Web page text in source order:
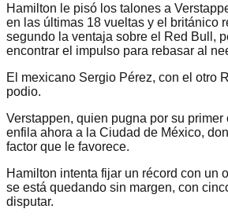
Hamilton le pisó los talones a
en las últimas 18 vueltas y el británico
segundo la ventaja sobre el Red Bull,
encontrar el impulso para rebasar al
El mexicano Sergio Pérez, con el otro
podio.
Verstappen, quien pugna por su primer
enfila ahora a la Ciudad de México,
factor que le favorece.
Hamilton intenta fijar un récord con un
se está quedando sin margen, con
disputar.